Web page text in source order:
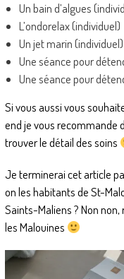
Un bain d’algues
L’ondorelax (individuel)
Un jet marin (individuel)
Une séance pour
Une séance pour
Si vous aussi vous
end je vous recommande
trouver le détail des soins
Je terminerai cet article
on les habitants de St-
Saints-Maliens ? Non
les Malouines